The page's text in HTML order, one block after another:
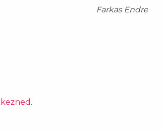
Farkas Endre
.